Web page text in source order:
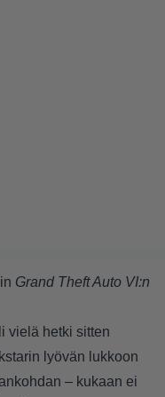
Grand Theft Auto VI:n
vielä hetki sitten
lyövän lukkoon
– kukaan ei